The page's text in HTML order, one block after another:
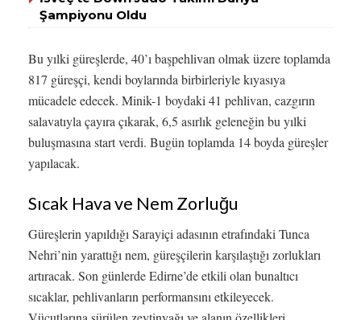
Şampiyonu Oldu
Bu yılki güreşlerde, 40’ı başpehlivan olmak üzere toplamda
817 güreşçi, kendi boylarında birbirleriyle kıyasıya
mücadele edecek. Minik-1 boydaki 41 pehlivan, cazgırın
salavatıyla çayıra çıkarak, 6,5 asırlık geleneğin bu yılki
buluşmasına start verdi. Bugün toplamda 14 boyda güreşler
yapılacak.
Sıcak Hava ve Nem Zorluğu
Güreşlerin yapıldığı Sarayiçi adasının etrafındaki Tunca
Nehri’nin yarattığı nem, güreşçilerin karşılaştığı zorlukları
artıracak. Son günlerde Edirne’de etkili olan bunaltıcı
sıcaklar, pehlivanların performansını etkileyecek.